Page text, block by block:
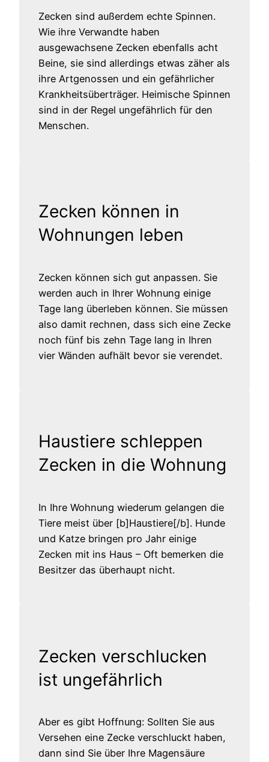
Zecken sind außerdem echte Spinnen.
Wie ihre Verwandte haben
ausgewachsene Zecken ebenfalls acht
Beine, sie sind allerdings etwas zäher als
ihre Artgenossen und ein gefährlicher
Krankheitsüberträger. Heimische Spinnen
sind in der Regel ungefährlich für den
Menschen.
Zecken können in
Wohnungen leben
Zecken können sich gut anpassen. Sie
werden auch in Ihrer Wohnung einige
Tage lang überleben können. Sie müssen
also damit rechnen, dass sich eine Zecke
noch fünf bis zehn Tage lang in Ihren
vier Wänden aufhält bevor sie verendet.
Haustiere schleppen
Zecken in die Wohnung
In Ihre Wohnung wiederum gelangen die
Tiere meist über [b]Haustiere[/b]. Hunde
und Katze bringen pro Jahr einige
Zecken mit ins Haus – Oft bemerken die
Besitzer das überhaupt nicht.
Zecken verschlucken
ist ungefährlich
Aber es gibt Hoffnung: Sollten Sie aus
Versehen eine Zecke verschluckt haben,
dann sind Sie über Ihre Magensäure